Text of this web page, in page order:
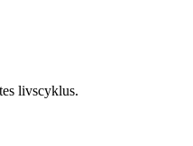
livscyklus.